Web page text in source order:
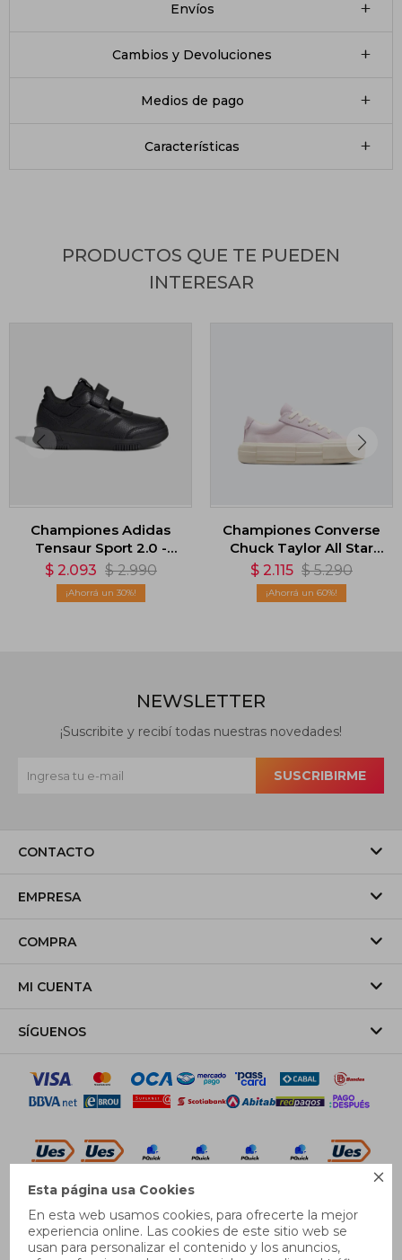

Esta página usa Cookies
En esta web usamos cookies, para ofrecerte la mejor
experiencia online. Las cookies de este sitio web se
usan para personalizar el contenido y los anuncios,
Envíos
Cambios y Devoluciones
Medios de pago
Características
PRODUCTOS QUE TE PUEDEN
INTERESAR
Championes Adidas
Tensaur Sport 2.0 -
Negro
$ 2.093 $ 2.990
30
Championes Converse
Chuck Taylor All Star
Cruise - Lila
$ 2.115 $ 5.290
60
CONTACTO
EMPRESA
COMPRA
MI CUENTA
SÍGUENOS
NEWSLETTER
¡Suscribite y recibí todas nuestras novedades!
SUSCRIBIRME
© Copyright 2026 / Pricebox